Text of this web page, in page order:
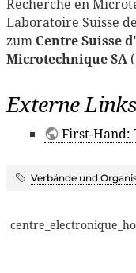
Recherche en
Laboratoire Suisse
zum Centre Suisse
Microtechnique SA
Externe Links
First-Hand:
Verbände und